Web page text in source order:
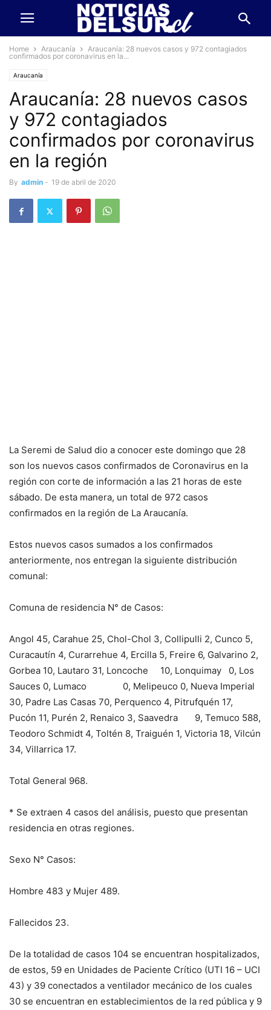
Home Araucanía
Araucanía: 28 nuevos casos y 972 contagiados
confirmados por coronavirus en la...
Araucanía
Araucanía: 28 nuevos casos
y 972 contagiados
confirmados por coronavirus
en la región
By admin - 19 de abril de 2020
La Seremi de Salud dio a conocer este domingo que 28
son los nuevos casos confirmados de Coronavirus en la
región con corte de información a las 21 horas de este
sábado. De esta manera, un total de 972 casos
confirmados en la región de La Araucanía.
Estos nuevos casos sumados a los confirmados
anteriormente, nos entregan la siguiente distribución
comunal:
Comuna de residencia N° de Casos:
Angol 45, Carahue 25, Chol-Chol 3, Collipulli 2, Cunco 5,
Curacautín 4, Curarrehue 4, Ercilla 5, Freire 6, Galvarino 2,
Gorbea 10, Lautaro 31, Loncoche 10, Lonquimay 0, Los
Sauces 0, Lumaco 0, Melipeuco 0, Nueva Imperial
30, Padre Las Casas 70, Perquenco 4, Pitrufquén 17,
Pucón 11, Purén 2, Renaico 3, Saavedra 9, Temuco 588,
Teodoro Schmidt 4, Toltén 8, Traiguén 1, Victoria 18, Vilcún
34, Villarrica 17.
Total General 968.
* Se extraen 4 casos del análisis, puesto que presentan
residencia en otras regiones.
Sexo N° Casos:
Hombre 483 y Mujer 489.
Fallecidos 23.
De la totalidad de casos 104 se encuentran hospitalizados,
de estos, 59 en Unidades de Paciente Crítico (UTI 16 – UCI
43) y 39 conectados a ventilador mecánico de los cuales
30 se encuentran en establecimientos de la red pública y 9